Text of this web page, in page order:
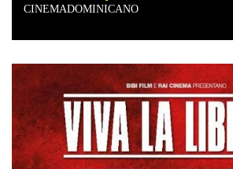
CINEMADOMINICANO